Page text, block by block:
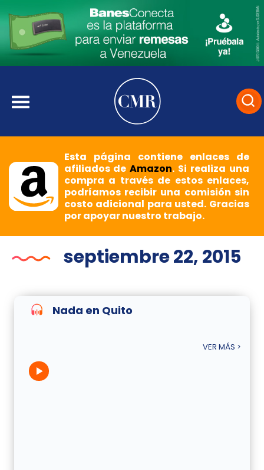
Esta página contiene enlaces de
afiliados deAmazon. Si realiza una
compra a través de estos enlaces,
podríamos recibir una comisión sin
costo adicional para usted. Gracias
por apoyar nuestro trabajo.
septiembre 22, 2015
Nada en Quito
VER MÁS >